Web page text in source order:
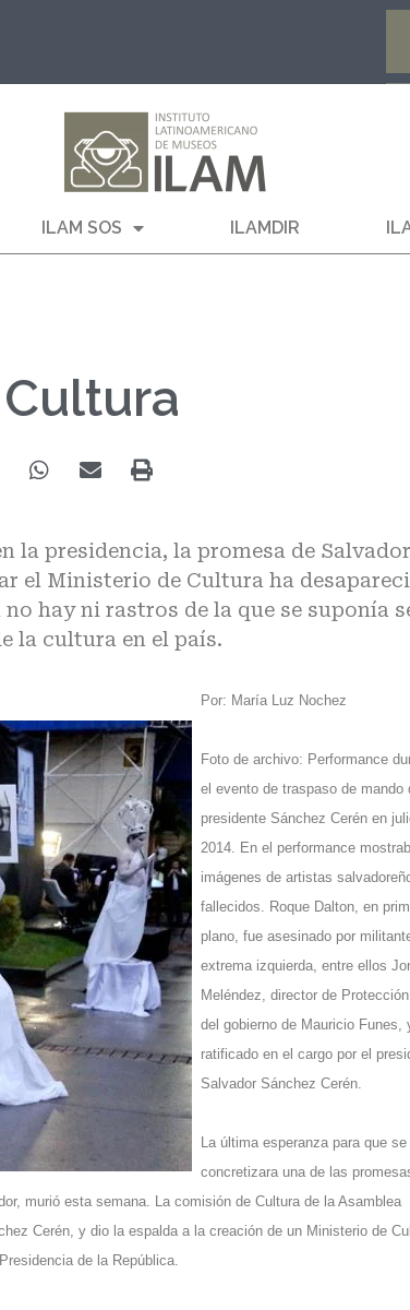
ILAM SOS ILAMDIR
la presidencia, la promesa de Salvador
el Ministerio de Cultura ha
hay ni rastros de la que se suponía
la cultura en el país.
Por: María Luz Nochez
Foto de archivo: Performance
el evento de traspaso de mando
presidente Sánchez Cerén en
2014. En el performance
imágenes de artistas
fallecidos. Roque Dalton, en
plano, fue asesinado por
extrema izquierda, entre ellos
Meléndez, director de Protección
del gobierno de Mauricio Funes,
ratificado en el cargo por el
Salvador Sánchez Cerén.
La última esperanza para que se
concretizara una de las
murió esta semana. La comisión de Cultura de la Asamblea
Cerén, y dio la espalda a la creación de un Ministerio de
de la República.